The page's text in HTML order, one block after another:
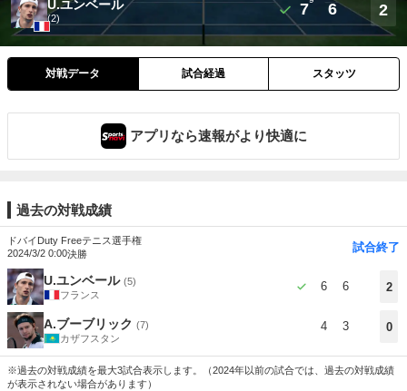
U.ユンベール
(2) 7 6 2
対戦データ 試合経過 スタッツ
アプリなら速報がより快適に
過去の対戦成績
ドバイDuty Freeテニス選手権
2024/3/2 0:00決勝 試合終了
U.ユンベール (5)
フランス
6 6 2
A.ブーブリック (7)
カザフスタン
4 3 0
※過去の対戦成績を最大3試合表示します。（2024年以前の試合では、過去の対戦成績
が表示されない場合があります）